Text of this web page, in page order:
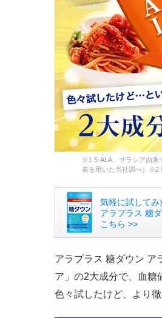
※1 5-ALA、サラシア由来
索を用いた当社調べ）※2
気軽に試してみ
アラプラス 糖
こちら >>
アラプラス 糖ダウン ア
ア」の2大成分で、血糖
色々試したけど、より